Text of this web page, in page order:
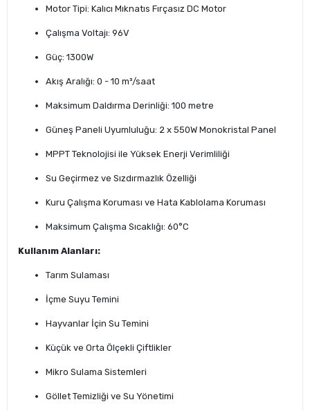
Motor Tipi: Kalıcı Mıknatıs Fırçasız DC Motor
Çalışma Voltajı: 96V
Güç: 1300W
Akış Aralığı: 0 - 10 m³/saat
Maksimum Daldırma Derinliği: 100 metre
Güneş Paneli Uyumluluğu: 2 x 550W Monokristal Panel
MPPT Teknolojisi ile Yüksek Enerji Verimliliği
Su Geçirmez ve Sızdırmazlık Özelliği
Kuru Çalışma Koruması ve Hata Kablolama Koruması
Maksimum Çalışma Sıcaklığı: 60°C
Kullanım Alanları:
Tarım Sulaması
İçme Suyu Temini
Hayvanlar İçin Su Temini
Küçük ve Orta Ölçekli Çiftlikler
Mikro Sulama Sistemleri
Göllet Temizliği ve Su Yönetimi